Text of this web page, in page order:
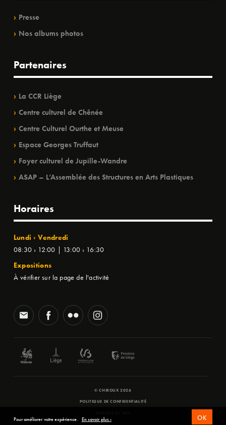
Presse
Nos albums photos
Partenaires
La CCR Liège
Centre culturel de Chênée
Centre Culturel Ourthe et Meuse
Espace Georges Truffaut
Foyer culturel de Jupille-Wandre
ASAP – L’Assemblée des Structures en Arts Plastiques
Horaires
Lundi › Vendredi
08:30 › 12:00 | 13:00 › 16:30
Expositions
À vérifier sur la page de l'activité
© CHIROUX 2026
POLITIQUE DE CONFIDENTIALITÉ
Pour améliorer votre expérience. En savoir plus › OK